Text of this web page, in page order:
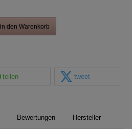
in den Warenkorb
teilen tweet
Bewertungen Hersteller